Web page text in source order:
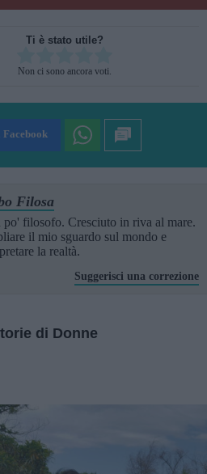
Ti è stato utile?
Non ci sono ancora voti.
Facebook
Filosa
po' filosofo. Cresciuto in riva al mare.
il mio sguardo sul mondo e
la realtà.
Suggerisci una correzione
di Donne